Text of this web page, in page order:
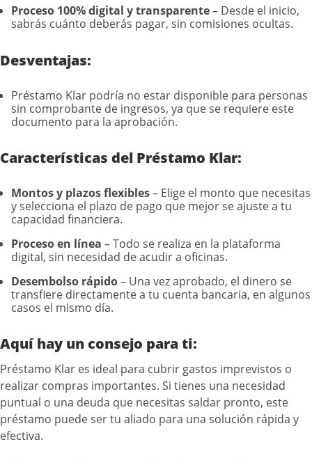
Proceso 100% digital y transparente– Desde el inicio,
sabrás cuánto deberás pagar, sin comisiones ocultas.
Desventajas:
Préstamo Klar podría no estar disponible para personas
sin comprobante de ingresos, ya que se requiere este
documento para la aprobación.
Características del Préstamo Klar:
Montos y plazos flexibles– Elige el monto que necesitas
y selecciona el plazo de pago que mejor se ajuste a tu
capacidad financiera.
Proceso en línea – Todo se realiza en la plataforma
digital, sin necesidad de acudir a oficinas.
Desembolso rápido– Una vez aprobado, el dinero se
transfiere directamente a tu cuenta bancaria, en algunos
casos el mismo día.
Aquí hay un consejo para ti:
Préstamo Klar es ideal para cubrir gastos imprevistos o
realizar compras importantes. Si tienes una necesidad
puntual o una deuda que necesitas saldar pronto, este
préstamo puede ser tu aliado para una solución rápida y
efectiva.